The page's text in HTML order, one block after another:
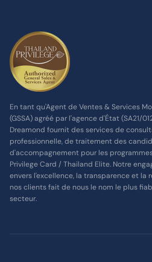
En tant qu'Agent de Ventes & Services
(GSSA) agréé par l'agence d'État (SA21/
Dreamond fournit des services de
professionnelle, de traitement des
d'accompagnement pour les
Privilege Card / Thailand Elite. Notre
envers l'excellence, la transparence et la
nos clients fait de nous le nom le plus
secteur.